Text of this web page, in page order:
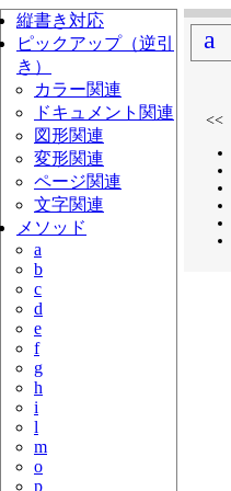
a
<<
縦書き対応
ピックアップ（逆引
き）
カラー関連
ドキュメント関連
図形関連
変形関連
ページ関連
文字関連
メソッド
a
b
c
d
e
f
g
h
i
l
m
o
p